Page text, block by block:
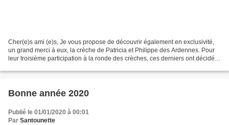
Cher(e)s ami (e)s, Je vous propose de découvrir également en exclusivité,
un grand merci à eux, la crèche de Patricia et Philippe des Ardennes. Pour
leur troisième participation à la ronde des crèches, ces derniers ont décidé
Bonne année 2020
Publié le 01/01/2020 à 00:01
Par Santounette